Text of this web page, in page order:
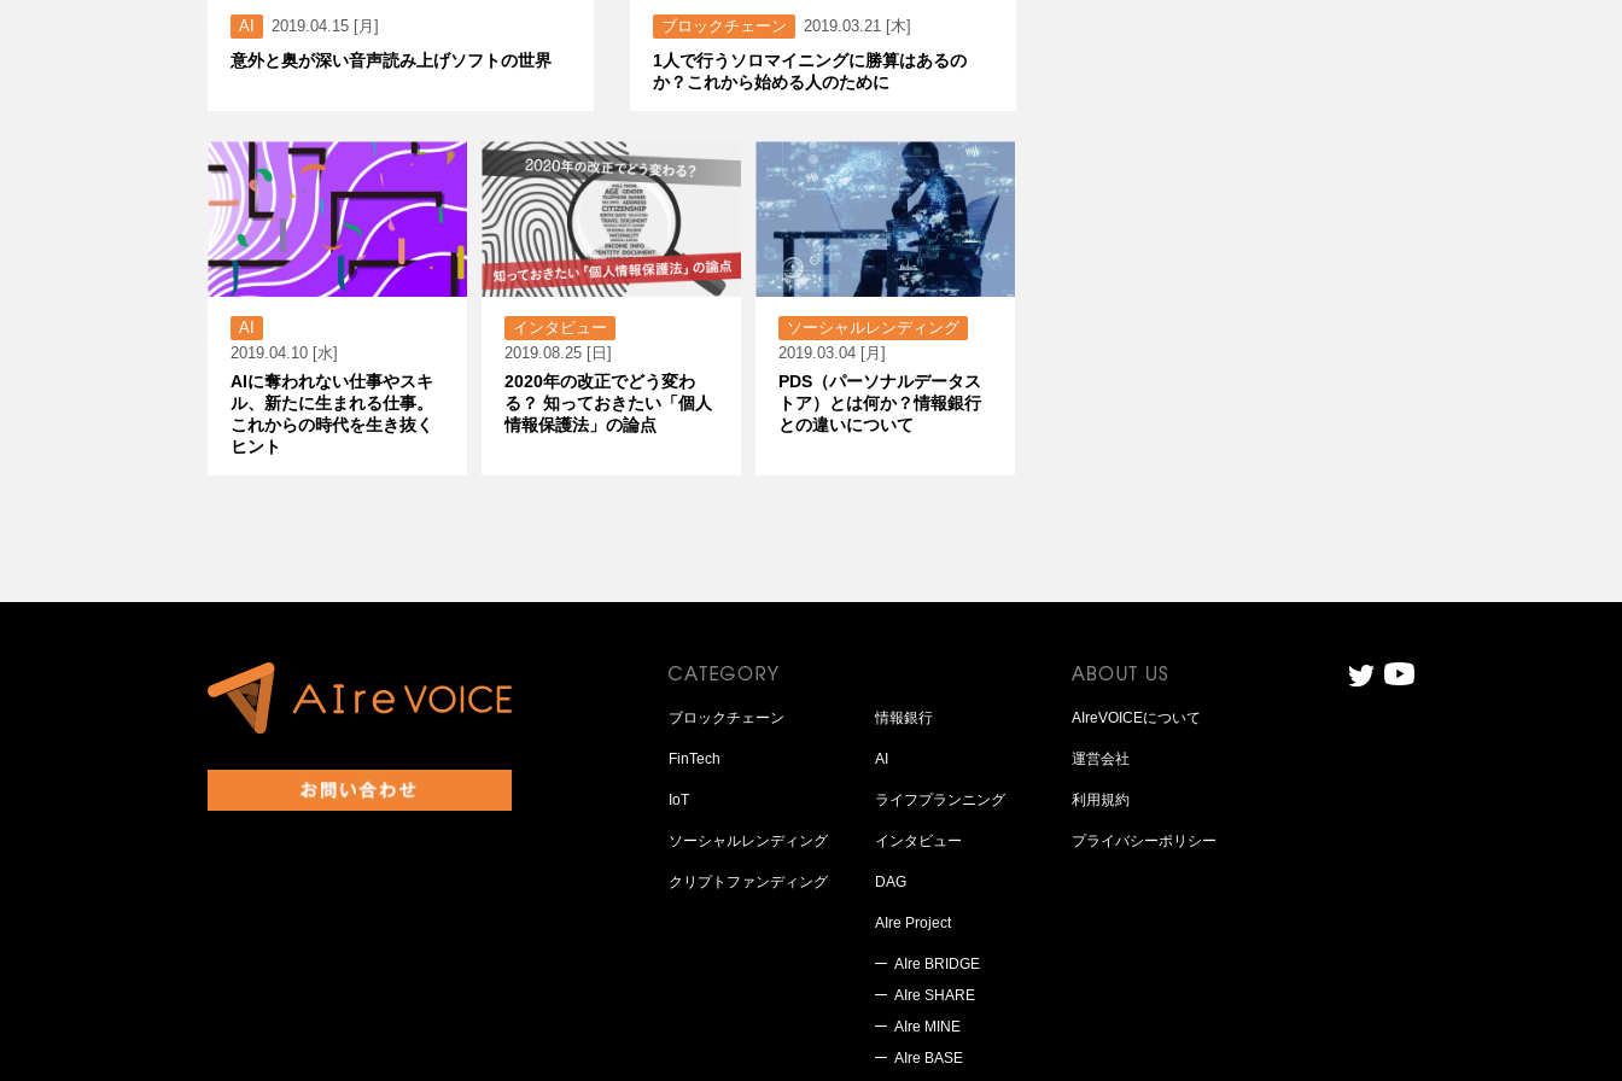
AI 2019.04.15 [月]
意外と奥が深い音声読み上げソフトの世界
ブロックチェーン 2019.03.21 [木]
1人で行うソロマイニングに勝算はあるの
か？これから始める人のために
AI
2019.04.10 [水]
AIに奪われない仕事やスキ
ル、新たに生まれる仕事。
これからの時代を生き抜く
ヒント
インタビュー
2019.08.25 [日]
2020年の改正でどう変わ
る？ 知っておきたい「個人
情報保護法」の論点
ソーシャルレンディング
2019.03.04 [月]
PDS（パーソナルデータス
トア）とは何か？情報銀行
との違いについて
ブロックチェーン
FinTech
IoT
ソーシャルレンディング
クリプトファンディング
情報銀行
AI
ライフプランニング
インタビュー
DAG
AIre Project
AIre BRIDGE
AIre SHARE
AIre MINE
AIre BASE
AIreVOICEについて
運営会社
利用規約
プライバシーポリシー